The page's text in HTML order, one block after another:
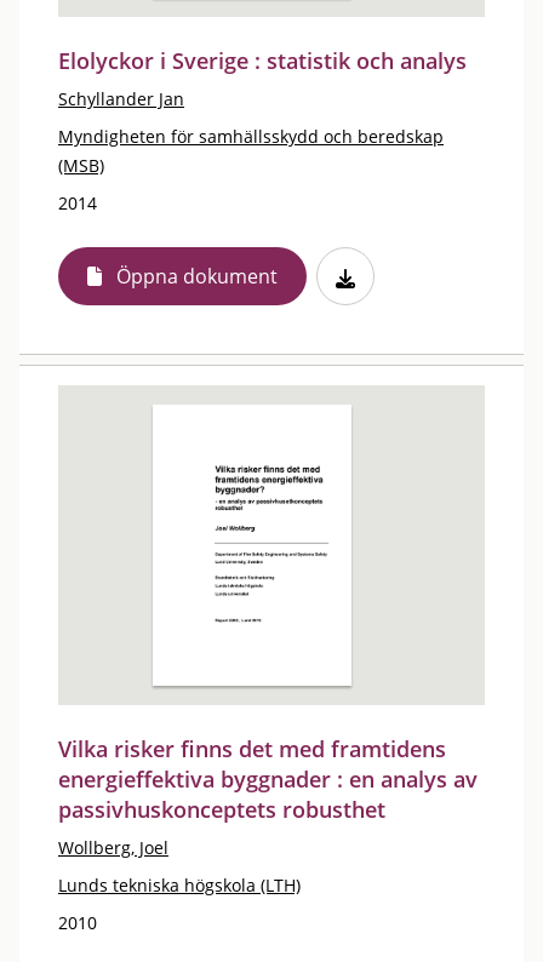
Elolyckor i Sverige : statistik och analys
Schyllander Jan
Myndigheten för samhällsskydd och beredskap
(MSB)
2014
Öppna dokument
Vilka risker finns det med framtidens
energieffektiva byggnader : en analys av
passivhuskonceptets robusthet
Wollberg, Joel
Lunds tekniska högskola (LTH)
2010